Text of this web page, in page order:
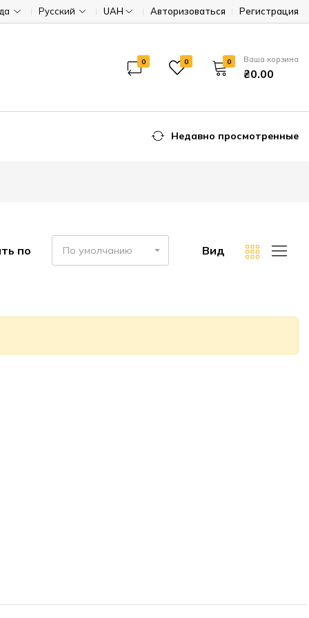
Русский UAH Авторизоваться Регистрация
0 0 0 Ваша корзина
₴0.00
Недавно просмотренные
по По умолчанию Вид